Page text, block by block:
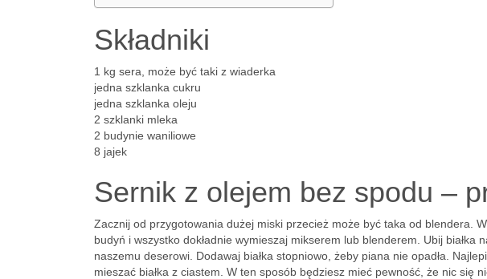
Składniki
1 kg sera, może być taki z wiaderka
jedna szklanka cukru
jedna szklanka oleju
2 szklanki mleka
2 budynie waniliowe
8 jajek
Sernik z olejem bez spodu –
Zacznij od przygotowania dużej miski przecież może być taka od blendera.
budyń i wszystko dokładnie wymieszaj mikserem lub blenderem. Ubij
naszemu deserowi. Dodawaj białka stopniowo, żeby piana nie opadła.
mieszać białka z ciastem. W ten sposób będziesz mieć pewność, że nic się